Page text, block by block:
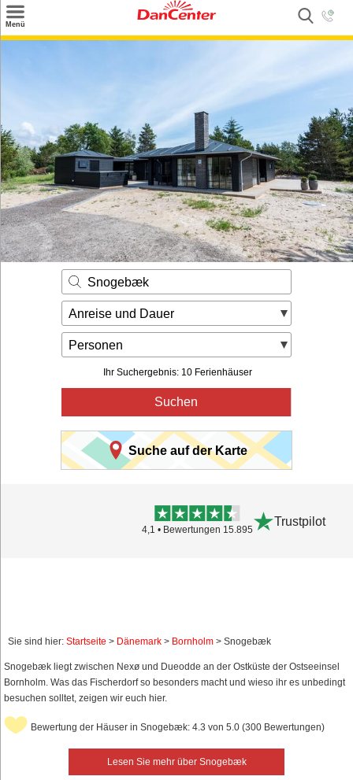
Menü
Angebote
Inspiration
Kontakt
Gut zu wissen
Login
Snogebæk
Anreise und Dauer
Personen
Ihr Suchergebnis: 10 Ferienhäuser
Suchen
Suche auf der Karte
4,1 • Bewertungen 15.895
Trustpilot
Sie sind hier: Startseite > Dänemark > Bornholm > Snogebæk
Snogebæk liegt zwischen Nexø und Dueodde an der Ostküste der Ostseeinsel
Bornholm. Was das Fischerdorf so besonders macht und wieso ihr es unbedingt
besuchen solltet, zeigen wir euch hier.
Lesen Sie mehr über Snogebæk
Bewertung der Häuser in Snogebæk: 4.3 von 5.0 (300 Bewertungen)